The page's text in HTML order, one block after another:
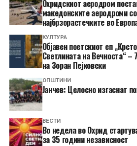
Охридскиот аеродром
македонските аеродроми
најбрзорастечките во
КУЛТУРА
Објавен поетскиот еп
Светлината на Вечноста“
на Зоран Пејковски
ОПШТИНИ
Јанчев: Целосно изгаснат
ВЕСТИ
Во недела во Охрид
за 35 години независност